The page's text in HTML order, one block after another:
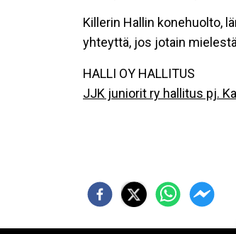
Killerin Hallin konehuolto,
yhteyttä, jos jotain
HALLI OY HALLITUS
JJK juniorit ry hallitus pj.